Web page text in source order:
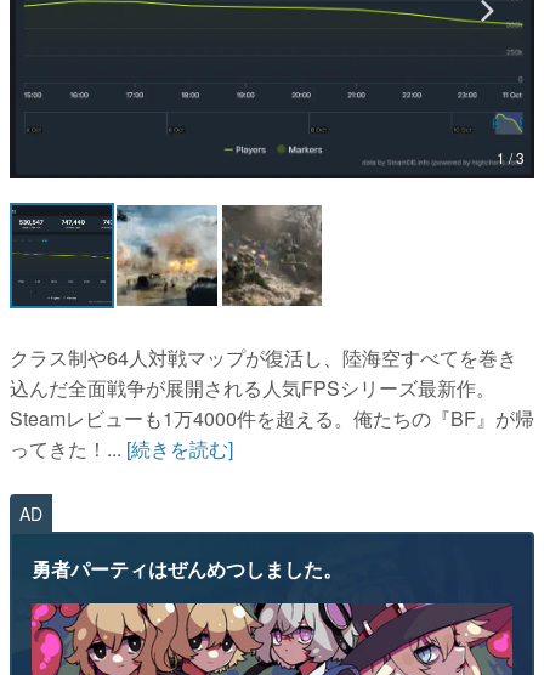
マンガ
女性向け
アプリレビュー
その他
運営：株式会社マレ
1 / 3
クラス制や64人対戦マップが復活し、陸海空すべてを巻き
込んだ全面戦争が展開される人気FPSシリーズ最新作。
Steamレビューも1万4000件を超える。俺たちの『BF』が帰
ってきた！... [続きを読む]
AD
勇者パーティはぜんめつしました。